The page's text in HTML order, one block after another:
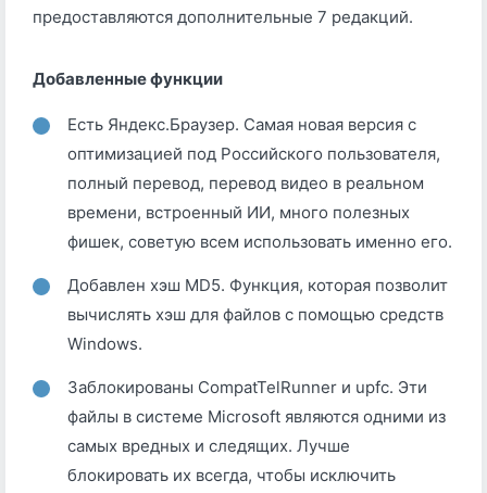
предоставляются дополнительные 7 редакций.
Добавленные функции
Есть Яндекс.Браузер. Самая новая версия с
оптимизацией под Российского пользователя,
полный перевод, перевод видео в реальном
времени, встроенный ИИ, много полезных
фишек, советую всем использовать именно его.
Добавлен хэш MD5. Функция, которая позволит
вычислять хэш для файлов с помощью средств
Windows.
Заблокированы CompatTelRunner и upfc. Эти
файлы в системе Microsoft являются одними из
самых вредных и следящих. Лучше
блокировать их всегда, чтобы исключить